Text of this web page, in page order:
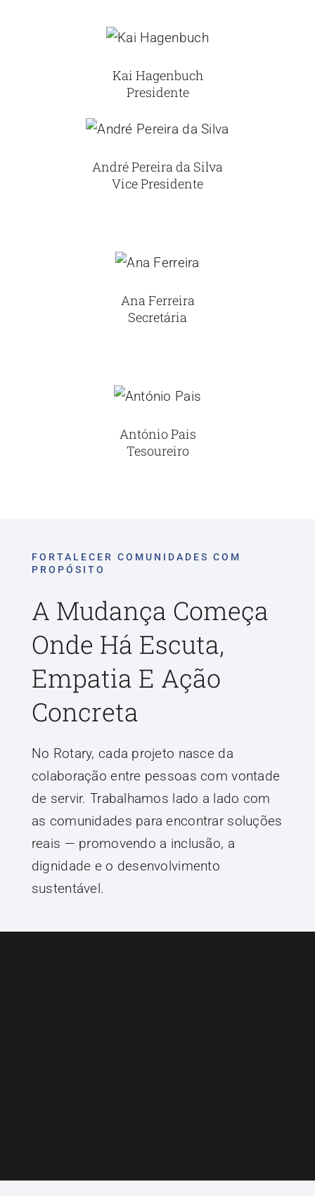
Kai Hagenbuch
Presidente
André Pereira da Silva
Vice Presidente
Ana Ferreira
Secretária
António Pais
Tesoureiro
FORTALECER COMUNIDADES COM
PROPÓSITO
A Mudança Começa
Onde Há Escuta,
Empatia E Ação
Concreta
No Rotary, cada projeto nasce da
colaboração entre pessoas com vontade
de servir. Trabalhamos lado a lado com
as comunidades para encontrar soluções
reais — promovendo a inclusão, a
dignidade e o desenvolvimento
sustentável.